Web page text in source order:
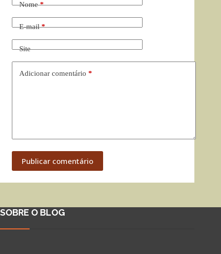
Nome*
E-mail*
Site
Adicionar comentário *
Publicar comentário
SOBRE O BLOG